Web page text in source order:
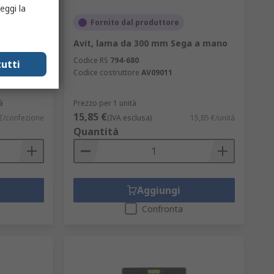
confezione
Fornito dal produttore
Avit, lama da 300 mm Sega a mano
Codice RS 794-680
Codice costruttore AV09011
Prezzo per 1 unità
15,85 €(IVA esclusa) 15,85 €/unità
Quantità
Aggiungi
Confronta
la